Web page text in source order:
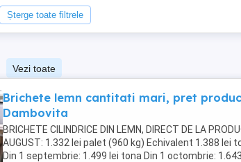
Șterge toate filtrele
Vezi toate
Brichete lemn cantitati mari, pret
Dambovita
BRICHETE CILINDRICE DIN LEMN, DIRECT DE LA
AUGUST: 1.332 lei palet (960 kg) Echivalent 1.388 lei
Din 1 septembrie: 1.499 lei tona Din 1 octombrie: